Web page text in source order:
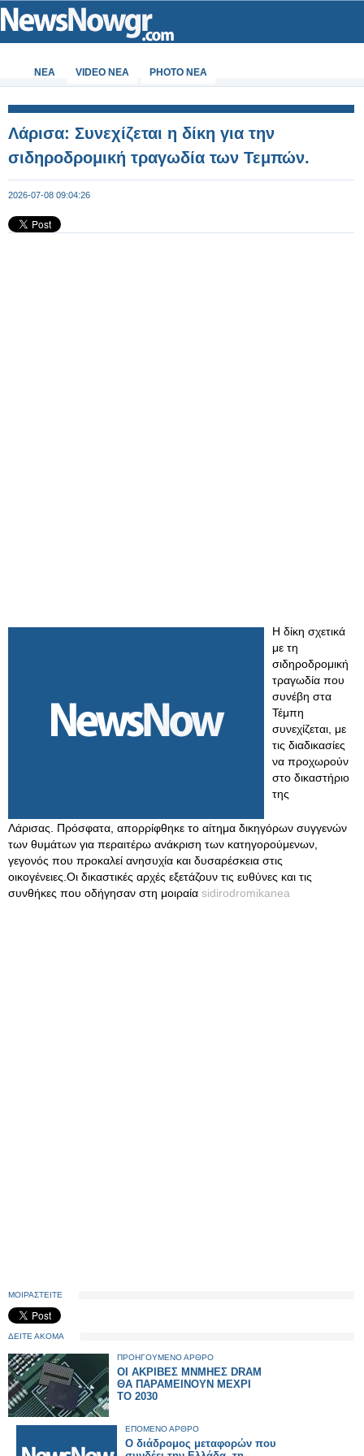
ΝΕΑ VIDEO NEA PHOTO NEA
Λάρισα: Συνεχίζεται η δίκη για την
σιδηροδρομική τραγωδία των Τεμπών.
2026-07-08 09:04:26
Η δίκη σχετικά
με τη
σιδηροδρομική
τραγωδία που
συνέβη στα
Τέμπη
συνεχίζεται, με
τις διαδικασίες
να προχωρούν
στο δικαστήριο
της
Λάρισας. Πρόσφατα, απορρίφθηκε το αίτημα δικηγόρων συγγενών
των θυμάτων για περαιτέρω ανάκριση των κατηγορούμενων,
γεγονός που προκαλεί ανησυχία και δυσαρέσκεια στις
οικογένειες.Οι δικαστικές αρχές εξετάζουν τις ευθύνες και τις
συνθήκες που οδήγησαν στη μοιραία sidirodromikanea
ΜΟΙΡΑΣΤΕΙΤΕ
ΔΕΙΤΕ ΑΚΟΜΑ
ΠΡΟΗΓΟΥΜΕΝΟ ΑΡΘΡΟ
ΟΙ ΑΚΡΙΒΕΣ ΜΝΜΗΕΣ DRAM
ΘΑ ΠΑΡΑΜΕΙΝΟΥΝ ΜΕΧΡΙ
ΤΟ 2030
ΕΠΟΜΕΝΟ ΑΡΘΡΟ
Ο διάδρομος μεταφορών που